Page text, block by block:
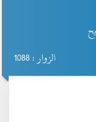
الزوار : 1088